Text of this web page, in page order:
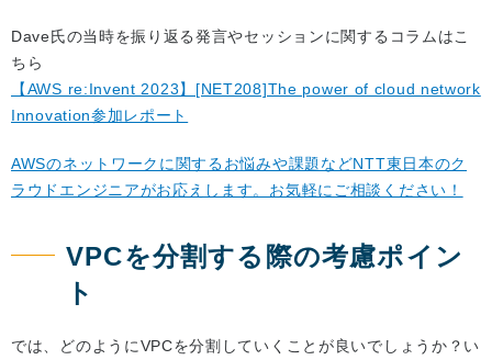
Dave氏の当時を振り返る発言やセッションに関するコラムはこ
ちら
【AWS re:Invent 2023】[NET208]The power of cloud network
Innovation参加レポート
AWSのネットワークに関するお悩みや課題などNTT東日本のク
ラウドエンジニアがお応えします。お気軽にご相談ください！
VPCを分割する際の考慮ポイン
ト
では、どのようにVPCを分割していくことが良いでしょうか？い